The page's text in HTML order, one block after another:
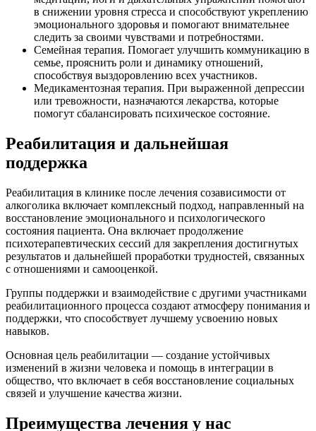
в снижении уровня стресса и способствуют укреплению
эмоционального здоровья и помогают внимательнее
следить за своими чувствами и потребностями.
Семейная терапия. Помогает улучшить коммуникацию в
семье, прояснить роли и динамику отношений,
способствуя выздоровлению всех участников.
Медикаментозная терапия. При выраженной депрессии
или тревожности, назначаются лекарства, которые
помогут сбалансировать психическое состояние.
Реабилитация и дальнейшая
поддержка
Реабилитация в клинике после лечения созависимости от
алкоголика включает комплексный подход, направленный на
восстановление эмоционального и психологического
состояния пациента. Она включает продолжение
психотерапевтических сессий для закрепления достигнутых
результатов и дальнейшей проработки трудностей, связанных
с отношениями и самооценкой.
Группы поддержки и взаимодействие с другими участниками
реабилитационного процесса создают атмосферу понимания и
поддержки, что способствует лучшему усвоению новых
навыков.
Основная цель реабилитации — создание устойчивых
изменений в жизни человека и помощь в интеграции в
общество, что включает в себя восстановление социальных
связей и улучшение качества жизни.
Преимущества лечения у нас